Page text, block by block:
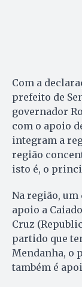
Com a
prefeito de
governador
com o apoio
integram a
região
isto é, o
Na região,
apoio a
Cruz
partido que
Mendanha, o
também é